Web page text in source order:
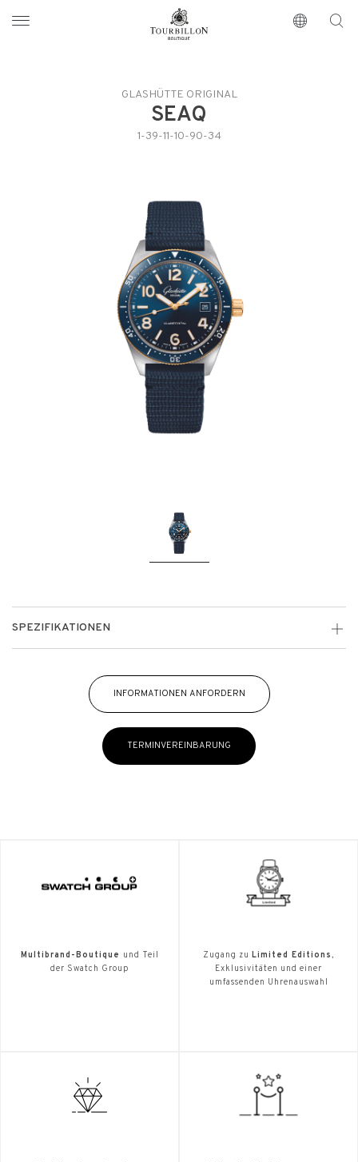
https://www.tourbillon.com/de
GLASHÜTTE ORIGINAL
SEAQ
1-39-11-10-90-34
SPEZIFIKATIONEN
INFORMATIONEN ANFORDERN
TERMINVEREINBARUNG
Multibrand-Boutique
und Teil
der Swatch Group
Zugang zu Limited Editions,
Exklusivitäten und einer
umfassenden Uhrenauswahl